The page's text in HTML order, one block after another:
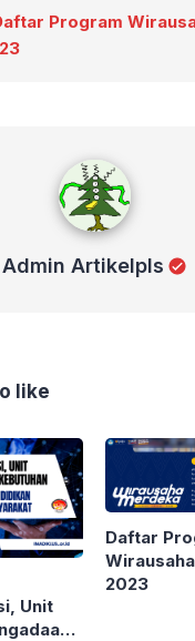
Program
Admin Artikelpls
like
Unit
Daftar
2023